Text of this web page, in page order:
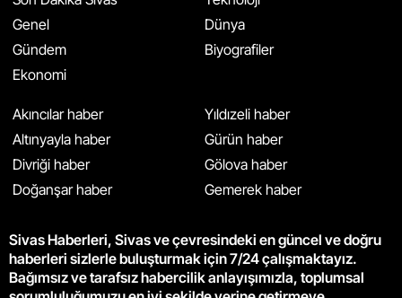
Genel
Gündem
Ekonomi
Dünya
Biyografiler
Akıncılar haber
Altınyayla haber
Divriği haber
Doğanşar haber
Yıldızeli haber
Gürün haber
Gölova haber
Gemerek haber
Sivas Haberleri, Sivas ve çevresindeki en güncel ve doğru
haberleri sizlerle buluşturmak için 7/24 çalışmaktayız.
Bağımsız ve tarafsız habercilik anlayışımızla, toplumsal